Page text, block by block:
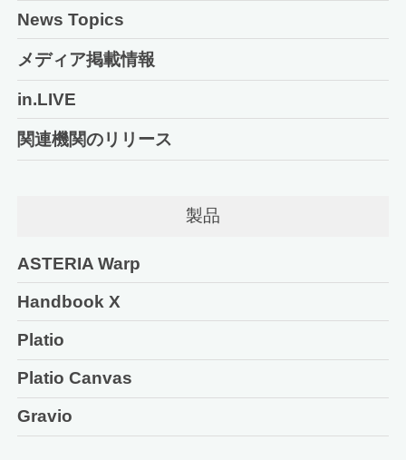
News Topics
メディア掲載情報
in.LIVE
関連機関のリリース
製品
ASTERIA Warp
Handbook X
Platio
Platio Canvas
Gravio